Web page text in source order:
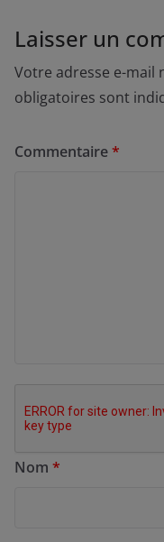
Laisser un
Votre adresse e-mail
obligatoires sont
Commentaire*
Nom *